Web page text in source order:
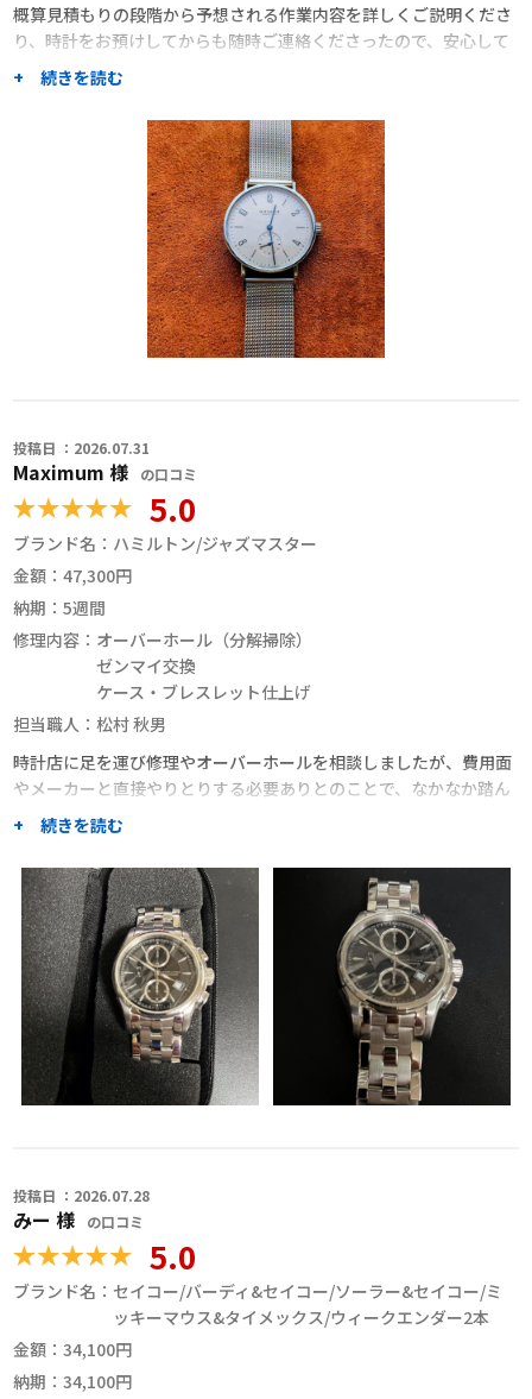
概算見積もりの段階から予想される作業内容を詳しくご説明くださ
り、時計をお預けしてからも随時ご連絡くださったので、安心して
お任せできました。
修理後に気になったことについて質問した際にも詳しくお答えいた
総じてご説明が明解なので、大変頼もしく感じました。
複数の職人さんに一括見積もりを依頼できること、職人さんごとの
プロフィールや修理事例がよくわかることがよいと思い、利用しま
また機会があれば、ぜひお願いしたいと思います。
職人からのコメント
+ 続きを読む
投稿日 ：2026.07.31
Maximum 様 の口コミ
5.0
ブランド名： ハミルトン/ジャズマスター
金額：47,300円
納期：5週間
修理内容： オーバーホール（分解掃除）
ゼンマイ交換
ケース・ブレスレット仕上げ
担当職人：松村 秋男
時計店に足を運び修理やオーバーホールを相談しましたが、費用面
やメーカーと直接やりとりする必要ありとのことで、なかなか踏ん
切りがつかないままでしたが、ネット検索したところ
Craftworkersさんにたどり着きました。
口コミでの評判も高く、見積もりや内容説明などのやり取りもレス
ポンスが良かったので、お願いすることにしました。発送用の梱包
資材の受領や時計の発送、代引きでの支払い含めてスムーズで特に
不安は感じませんでした。修理の仕上がりにも満足しています。
職人からのコメント
+ 続きを読む
投稿日 ：2026.07.28
みー 様 の口コミ
5.0
ブランド名：セイコー/バーディ&セイコー/ソーラー&セイコー/ミ
ッキーマウス&タイメックス/ウィークエンダー2本
金額：34,100円
納期：34,100円